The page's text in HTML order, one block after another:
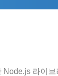
라이